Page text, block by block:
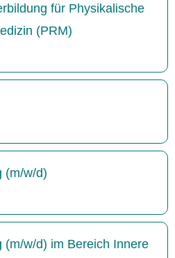
für Physikalische
(PRM)
(m/w/d)
(m/w/d) im Bereich Innere